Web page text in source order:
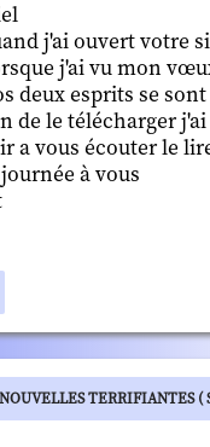
j'ai ouvert votre
j'ai vu mon
deux esprits se
de le télécharger j'ai
a vous écouter le
à vous
NOUVELLES TERRIFIANTES (